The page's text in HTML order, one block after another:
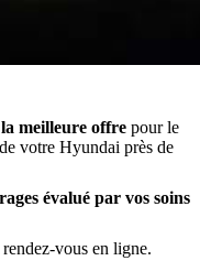
la meilleure offre pour le
votre Hyundai près de
évalué par vos soins
vous en ligne.